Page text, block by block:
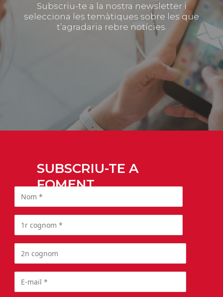
Subscriu-te a la nostra newsletter i
selecciona les temàtiques sobre les que
t’agradaria rebre notícies.
SUBSCRIU-TE A
FOMENT